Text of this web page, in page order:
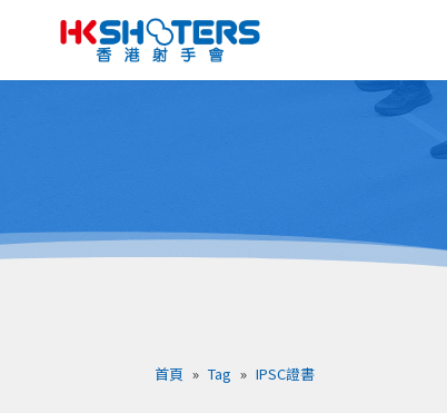
首頁 » Tag » IPSC證書